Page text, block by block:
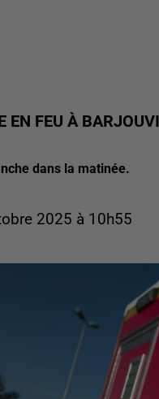
EN FEU À
dans la matinée.
2025 à 10h55